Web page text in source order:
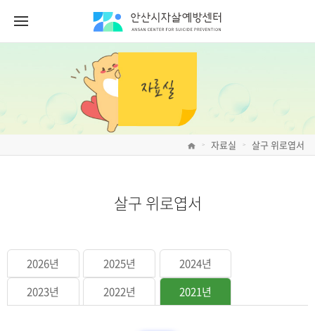
> 자료실 > 살구 위로엽서
살구 위로엽서
2026년 2025년
2024년
2023년
2022년 2021년